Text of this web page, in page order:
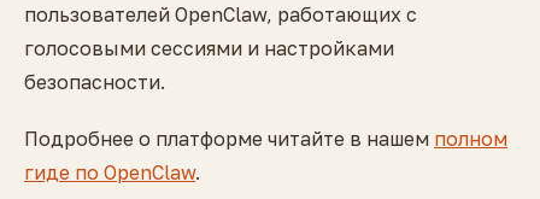
пользователей OpenClaw, работающих с
голосовыми сессиями и настройками
безопасности.
Подробнее о платформе читайте в нашем полном
гиде по OpenClaw.